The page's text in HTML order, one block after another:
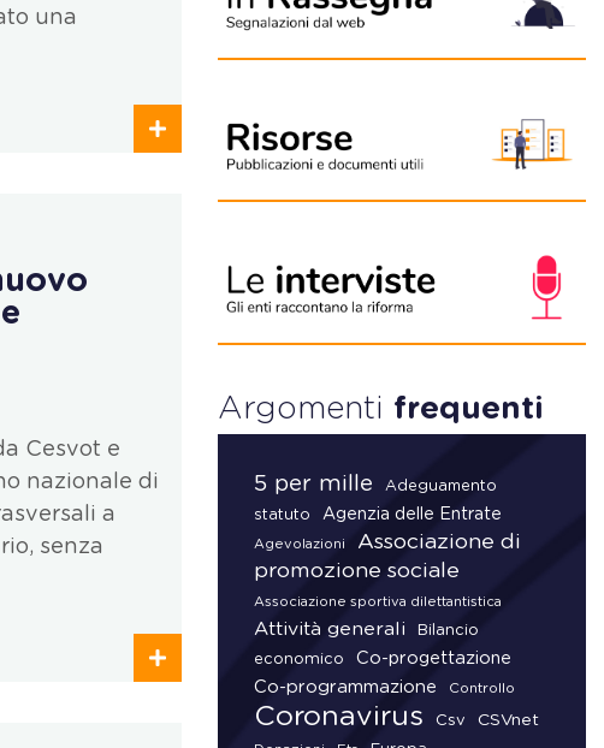
una
Cesvot e
nazionale di
a
senza
Argomenti frequenti
5 per mille
Adeguamento
statuto
Agenzia delle Entrate
Agevolazioni
Associazione di
promozione sociale
Associazione sportiva dilettantistica
Attività generali
Bilancio
economico
Co-progettazione
Co-programmazione
Controllo
Coronavirus Csv CSVnet